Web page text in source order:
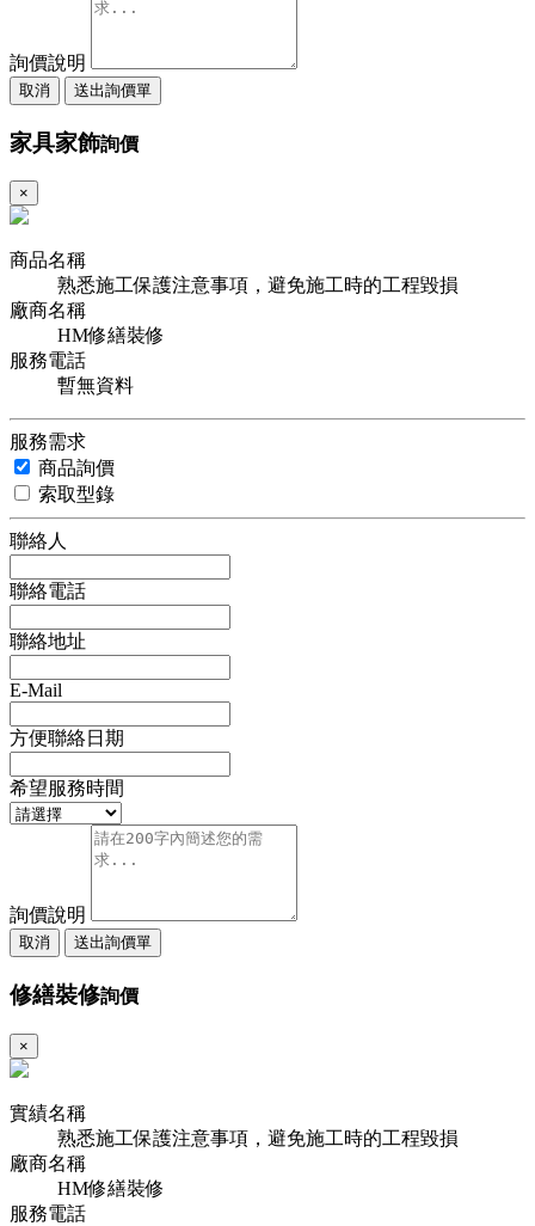
詢價說明
取消 送出詢價單
家具家飾詢價
×
商品名稱
熟悉施工保護注意事項，避免施工時的工程毀損
廠商名稱
HM修繕裝修
服務電話
暫無資料
服務需求
商品詢價
索取型錄
聯絡人
聯絡電話
聯絡地址
E-Mail
方便聯絡日期
希望服務時間
詢價說明
取消 送出詢價單
修繕裝修詢價
×
實績名稱
熟悉施工保護注意事項，避免施工時的工程毀損
廠商名稱
HM修繕裝修
服務電話